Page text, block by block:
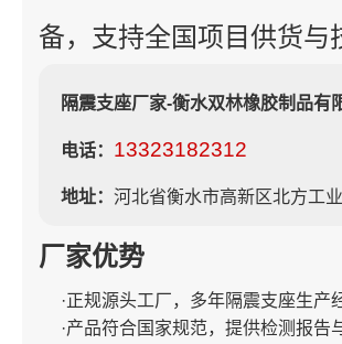
备，支持全国项目供货与
隔震支座厂家-衡水双林橡胶制品有
电话： 13323182312
地址： 河北省衡水市高新区北方工
厂家优势
·正规源头工厂，多年隔震支座生产
·产品符合国家规范，提供检测报告